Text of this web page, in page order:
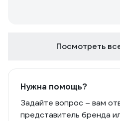
Посмотреть
Нужна помощь?
Задайте вопрос – вам
представитель бренда